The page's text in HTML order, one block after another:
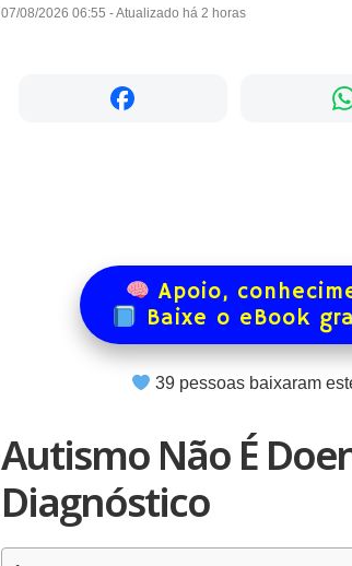
07/08/2026 06:55 - Atualizado há 2 horas
Apoio,
Baixe o eBook
40 pessoas baixaram
Autismo Não É
Diagnóstico